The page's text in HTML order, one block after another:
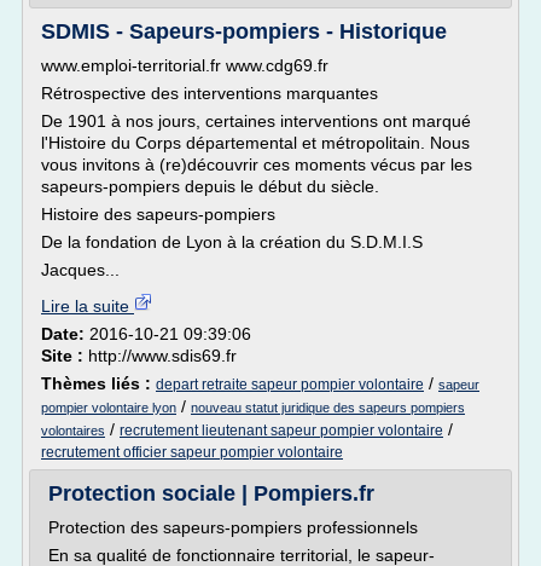
SDMIS - Sapeurs-pompiers - Historique
www.emploi-territorial.fr www.cdg69.fr
Rétrospective des interventions marquantes
De 1901 à nos jours, certaines interventions ont marqué
l'Histoire du Corps départemental et métropolitain. Nous
vous invitons à (re)découvrir ces moments vécus par les
sapeurs-pompiers depuis le début du siècle.
Histoire des sapeurs-pompiers
De la fondation de Lyon à la création du S.D.M.I.S
Jacques...
Lire la suite
Date: 2016-10-21 09:39:06
Site : http://www.sdis69.fr
Thèmes liés : depart retraite sapeur pompier volontaire / sapeur
pompier volontaire lyon / nouveau statut juridique des sapeurs pompiers
volontaires / recrutement lieutenant sapeur pompier volontaire /
recrutement officier sapeur pompier volontaire
Protection sociale | Pompiers.fr
Protection des sapeurs-pompiers professionnels
En sa qualité de fonctionnaire territorial, le sapeur-